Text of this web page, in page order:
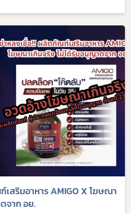
สริมอาหาร AMIGO X โฆษณา
จาก อย.
านต้องการ Subscribe
สำอางค์